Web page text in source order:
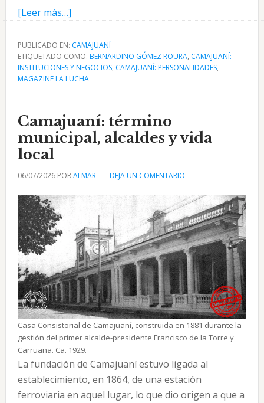
[Leer más…]acerca
Farmacia
del
doctor
Gómez
Roura
en
Camajuaní
PUBLICADO EN: CAMAJUANÍ
ETIQUETADO COMO: BERNARDINO GÓMEZ ROURA, CAMAJUANÍ:
INSTITUCIONES Y NEGOCIOS, CAMAJUANÍ: PERSONALIDADES,
MAGAZINE LA LUCHA
Camajuaní: término
municipal, alcaldes y vida
local
06/07/2026PORALMAR DEJA UN COMENTARIO
Casa Consistorial de Camajuaní, construida en 1881 durante la
gestión del primer alcalde-presidente Francisco de la Torre y
Carruana. Ca. 1929.
La fundación de Camajuaní estuvo ligada al
establecimiento, en 1864, de una estación
ferroviaria en aquel lugar, lo que dio origen a que a